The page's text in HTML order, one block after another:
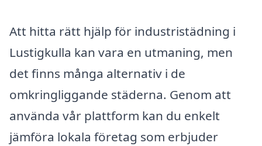
Att hitta rätt hjälp för industristädning i
Lustigkulla kan vara en utmaning, men
det finns många alternativ i de
omkringliggande städerna. Genom att
använda vår plattform kan du enkelt
jämföra lokala företag som erbjuder